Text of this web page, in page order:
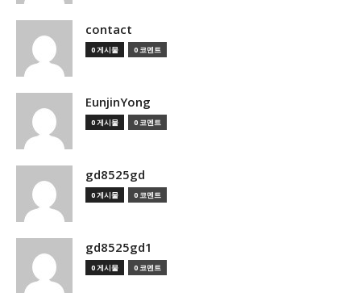
contact
0 게시물 0 코멘트
EunjinYong
0 게시물 0 코멘트
gd8525gd
0 게시물 0 코멘트
gd8525gd1
0 게시물 0 코멘트